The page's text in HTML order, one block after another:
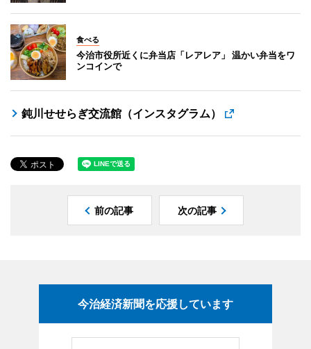
食べる
今治市役所近くに弁当店「レアレア」 温かい弁当をワ
ンコインで
鈍川せせらぎ交流館（インスタグラム）
前の記事 次の記事
今治経済新聞を応援しています